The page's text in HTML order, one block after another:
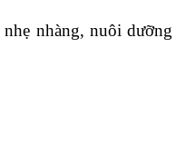
nhàng, nuôi dưỡng